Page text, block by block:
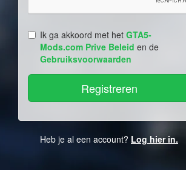
Ik ga akkoord met het GTA5-
Mods.com Prive Beleid en de
Gebruiksvoorwaarden
Heb je al een account? Log hier in.